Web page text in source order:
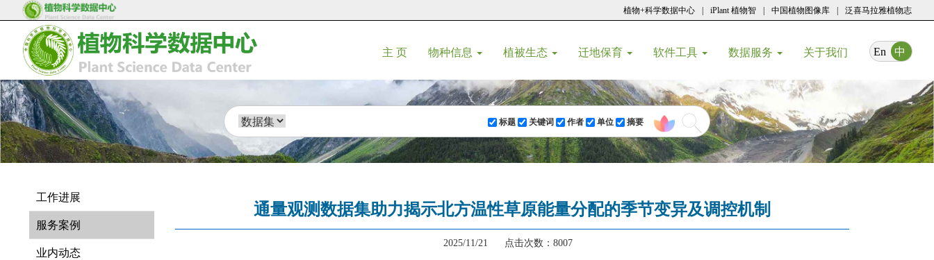
植物+科学数据中心 iPlant 植物智 中国植物图像库 泛喜马拉雅植物志
En 中
主 页(current)物种信息 植被生态 迁地保育 软件工具 数据服务 关于我们 (current)
标题 关键词 作者 单位 摘要
工作进展
服务案例
业内动态
通量观测数据集助力揭示北方温性草原能量分配的季节变异及调控机制
2025/11/21 点击次数：8007